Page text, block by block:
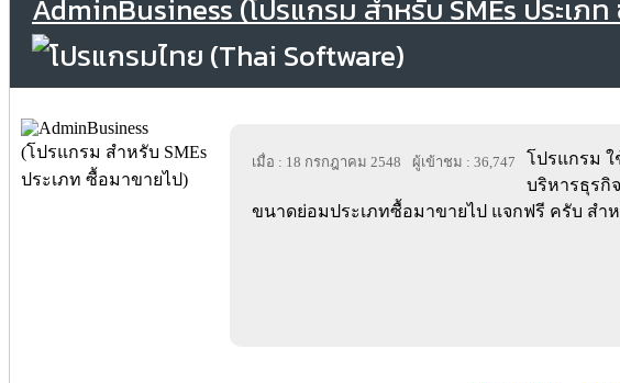
AdminBusiness (โปรแกรม สำหรับ SMEs ประเภท
เมื่อ : 18 กรกฎาคม 2548 ผู้เข้าชม : 36,747
โปรแกรม ใ
บริหารธุรกิ
ขนาดย่อมประเภทซื้อมาขายไป แจกฟรี ครับ สำ